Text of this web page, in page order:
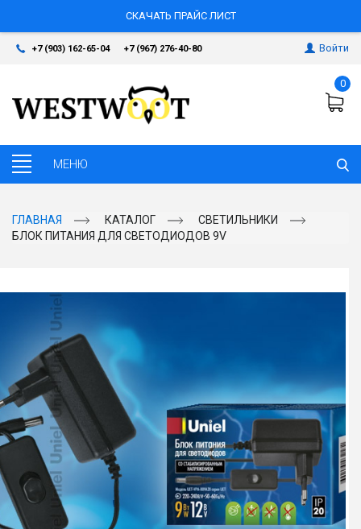
СКАЧАТЬ ПРАЙС ЛИСТ
+7 (903) 162-65-04 +7 (967) 276-40-80 Войти
0
ГЛАВНАЯ КАТАЛОГ
СВЕТИЛЬНИКИ
БЛОК ПИТАНИЯ ДЛЯ СВЕТОДИОДОВ 9V